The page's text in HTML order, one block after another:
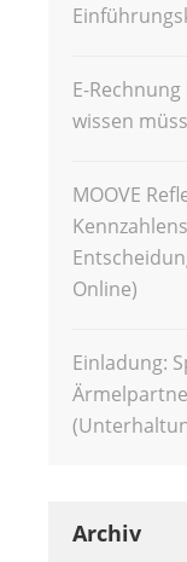
E-
wissen
MOOVE
Online)
Einladung:
Archiv